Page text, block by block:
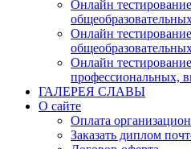
Онлайн
Онлайн
Онлайн
профессиональных,
ГАЛЕРЕЯ СЛАВЫ
О сайте
Оплата
Заказать диплом